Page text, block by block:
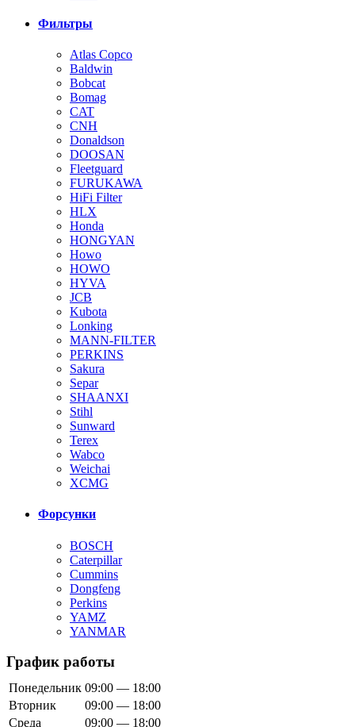
Фильтры
Atlas Copco
Baldwin
Bobcat
Bomag
CAT
CNH
Donaldson
DOOSAN
Fleetguard
FURUKAWA
HiFi Filter
HLX
Honda
HONGYAN
Howo
HOWO
HYVA
JCB
Kubota
Lonking
MANN-FILTER
PERKINS
Sakura
Separ
SHAANXI
Stihl
Sunward
Terex
Wabco
Weichai
XCMG
Форсунки
BOSCH
Caterpillar
Cummins
Dongfeng
Perkins
YAMZ
YANMAR
График работы
Понедельник 09:00 — 18:00
Вторник
09:00 — 18:00
Среда
09:00 — 18:00